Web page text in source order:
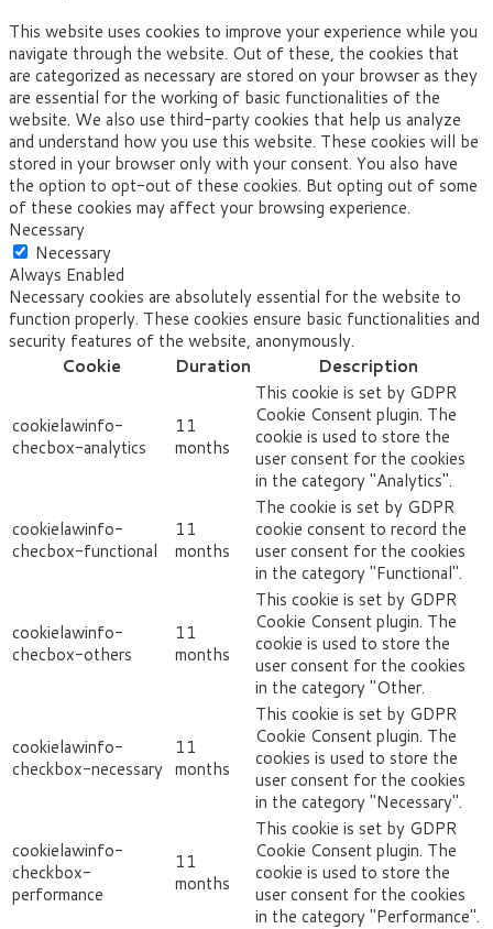
This website uses cookies to improve your experience while you
navigate through the website. Out of these, the cookies that
are categorized as necessary are stored on your browser as they
are essential for the working of basic functionalities of the
website. We also use third-party cookies that help us analyze
and understand how you use this website. These cookies will be
stored in your browser only with your consent. You also have
the option to opt-out of these cookies. But opting out of some
of these cookies may affect your browsing experience.
Necessary
Necessary
Always Enabled
Necessary cookies are absolutely essential for the website to
function properly. These cookies ensure basic functionalities and
security features of the website, anonymously.
Cookie
Duration Description
cookielawinfo-
checbox-analytics
11
months
This cookie is set by GDPR
Cookie Consent plugin. The
cookie is used to store the
user consent for the cookies
in the category "Analytics".
cookielawinfo-
checbox-functional
11
months
The cookie is set by GDPR
cookie consent to record the
user consent for the cookies
in the category "Functional".
cookielawinfo-
checbox-others
11
months
This cookie is set by GDPR
Cookie Consent plugin. The
cookie is used to store the
user consent for the cookies
in the category "Other.
cookielawinfo-
checkbox-necessary
11
months
This cookie is set by GDPR
Cookie Consent plugin. The
cookies is used to store the
user consent for the cookies
in the category "Necessary".
cookielawinfo-
checkbox-
performance
11
months
This cookie is set by GDPR
Cookie Consent plugin. The
cookie is used to store the
user consent for the cookies
in the category "Performance".